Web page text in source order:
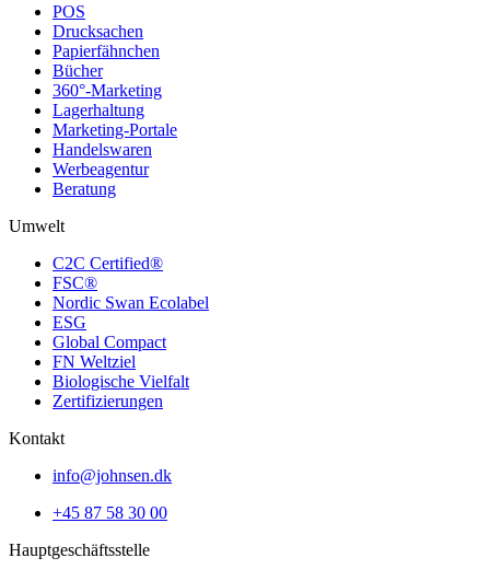
POS
Drucksachen
Papierfähnchen
Bücher
360°-Marketing
Lagerhaltung
Marketing-Portale
Handelswaren
Werbeagentur
Beratung
Umwelt
C2C Certified®
FSC®
Nordic Swan Ecolabel
ESG
Global Compact
FN Weltziel
Biologische Vielfalt
Zertifizierungen
Kontakt
info@johnsen.dk
+45 87 58 30 00
Hauptgeschäftsstelle